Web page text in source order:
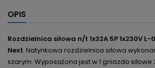
OPIS
Rozdzielnica siłowa n/t 1x32A 5P 1x230V L-
Next. Natynkowa rozdzielnica siłowa
szarym. Wyposażona jest w 1 gniazdo siłowe